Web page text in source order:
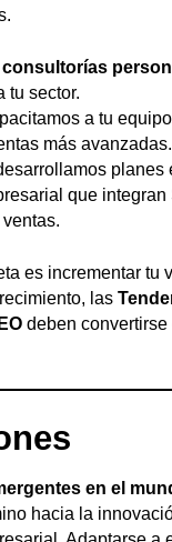
consultorías
tu sector.
a tu
más avanzadas.
planes
que integran
es incrementar tu
las
deben
en el
hacia la